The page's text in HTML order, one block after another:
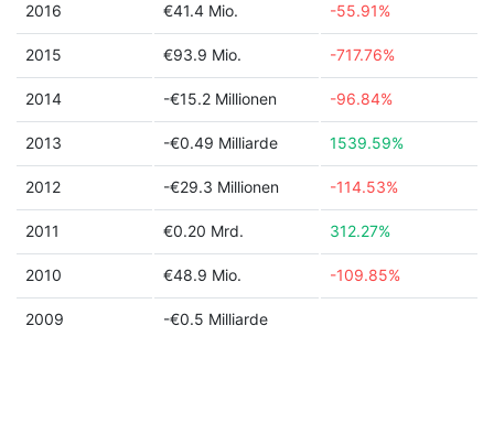
2016 €41.4 Mio. -55.91%
2015 €93.9 Mio. -717.76%
2014 -€15.2 Millionen -96.84%
2013 -€0.49 Milliarde 1539.59%
2012 -€29.3 Millionen -114.53%
2011 €0.20 Mrd. 312.27%
2010 €48.9 Mio. -109.85%
2009 -€0.5 Milliarde